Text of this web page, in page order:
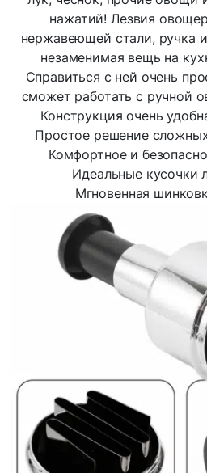
нажатий! Лезвия
нержавеющей стали, ручка
незаменимая вещь на
Справиться с ней очень
сможет работать с ручной
Конструкция очень
Простое решение
Комфортное и
Идеальные
Мгновенная